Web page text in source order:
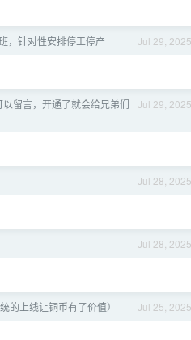
Jul 29, 2025
，针对性安排停工停产
Jul 29, 2025
留言，开通了就会给兄弟们
Jul 28, 2025
Jul 28, 2025
Jul 25, 2025
的上线让铜币有了价值）